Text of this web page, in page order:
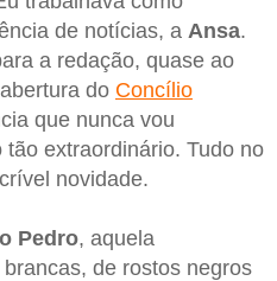
de notícias, a Ansa.
a redação, quase ao
do Concílio
que nunca vou
extraordinário. Tudo no
novidade.
Pedro, aquela
de rostos negros